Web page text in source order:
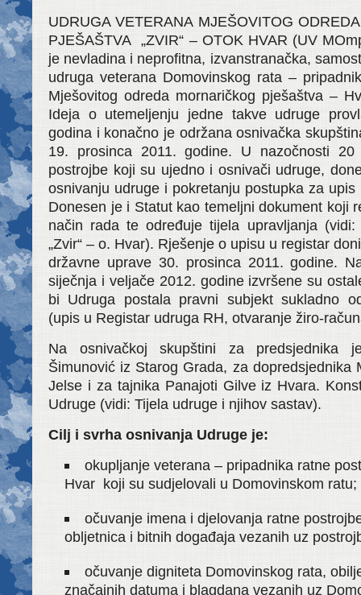
UDRUGA VETERANA MJEŠOVITOG
PJEŠAŠTVA „ZVIR“ – OTOK HVAR (UV
je nevladina i neprofitna, izvanstranačka,
udruga veterana Domovinskog rata –
Mješovitog odreda mornaričkog pješaštva –
Ideja o utemeljenju jedne takve udruge
godina i konačno je održana osnivačka
19. prosinca 2011. godine. U nazočnosti 20
postrojbe koji su ujedno i osnivači udruge,
osnivanju udruge i pokretanju postupka za
Donesen je i Statut kao temeljni dokument koji
način rada te određuje tijela upravljanja
„Zvir“ – o. Hvar). Rješenje o upisu u registar
državne uprave 30. prosinca 2011. godine.
siječnja i veljače 2012. godine izvršene su
bi Udruga postala pravni subjekt sukladno
(upis u Registar udruga RH, otvaranje žiro-
Na osnivačkoj skupštini za predsjednika
Šimunović iz Starog Grada, za dopredsjednika
Jelse i za tajnika Panajoti Gilve iz Hvara.
Udruge (vidi: Tijela udruge i njihov sastav).
Cilj i svrha osnivanja Udruge je:
okupljanje veterana – pripadnika ratne
Hvar koji su sudjelovali u Domovinskom ratu;
očuvanje imena i djelovanja ratne
obljetnica i bitnih događaja vezanih uz
očuvanje digniteta Domovinskog rata,
značajnih datuma i blagdana vezanih uz